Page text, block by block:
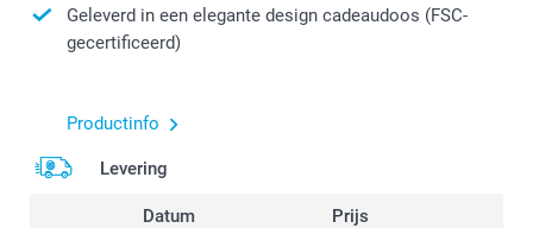
Geleverd in een elegante design cadeaudoos (FSC-
gecertificeerd)
Productinfo
Levering
Datum Prijs